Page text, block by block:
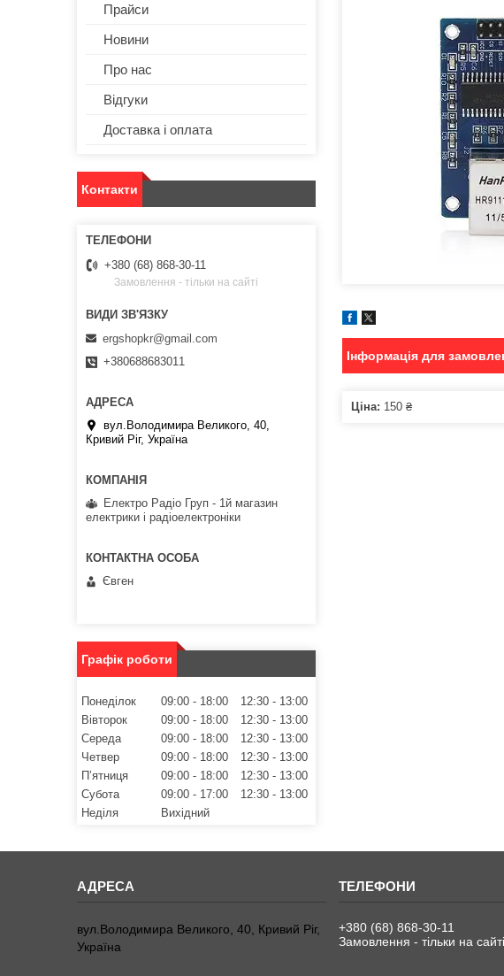
Інформація для
Ціна: 150 ₴
Прайси
Новини
Про нас
Відгуки
Доставка і оплата
Контакти
+380 (68) 868-30-11
Замовлення - тільки на сайті
ergshopkr@gmail.com
+380688683011
вул.Володимира Великого, 40,
Кривий Ріг, Україна
Електро Радіо Груп - 1й магазин
електрики і радіоелектроніки
Євген
Графік роботи
Понеділок 09:00 18:00 12:30
13:00
Вівторок
09:00 18:00 12:30
13:00
Середа
09:00 18:00 12:30
13:00
Четвер
09:00 18:00 12:30
13:00
Пʼятниця
09:00 18:00 12:30
13:00
Субота
09:00 17:00 12:30
13:00
Неділя
Вихідний
вул.Володимира Великого, 40, Кривий Ріг,
Україна
+380 (68) 868-30-11
Замовлення - тільки на сайті